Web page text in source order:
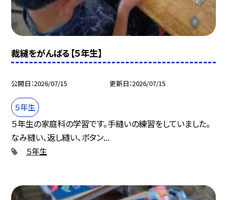
裁縫をがんばる【５年生】
公開日 2026/07/15 更新日 2026/07/15
５年生
５年生の家庭科の学習です。手縫いの練習をしていました。
なみ縫い、返し縫い、ボタン...
５年生